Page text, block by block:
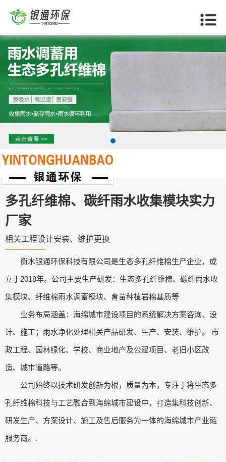
当前位置：首页>>红河关于我们
多孔纤维棉、碳纤雨水收集模块实力
厂家
相关工程设计安装、维护更换
衡水银通环保科技有限公司是生态多孔纤维棉生产企业，成
立于2018年。公司主要生产研发：生态多孔纤维棉、碳纤雨水收
集模块、纤维棉雨水调蓄模块、育苗种植岩棉基质等
业务布局涵盖：海绵城市建设项目的系统解决方案咨询、设
计、施工；雨水净化处理相关产品研发、生产、安装、维护。 市
政工程、园林绿化、学校、商业地产及公建项目、老旧小区改
造、城市道路等。
公司始终以技术研发创新为根，质量为本，专注于将生态多
孔纤维棉科技与工艺融合到海绵城市建设中，打造集科技创新、
研发生产、方案设计、施工及售后服务为一体的海绵城市产业链
服务商。.